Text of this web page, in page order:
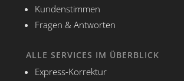
Kundenstimmen
Fragen & Antworten
ALLE SERVICES IM ÜBERBLICK
Express-Korrektur